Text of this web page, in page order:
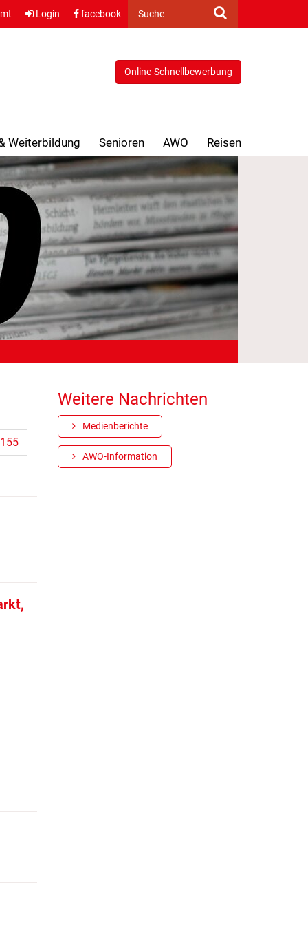
Suche
Login facebook
Online-Schnellbewerbung
Weiterbildung Senioren AWO Reisen
155
Weitere Nachrichten
Medienberichte
AWO-Information